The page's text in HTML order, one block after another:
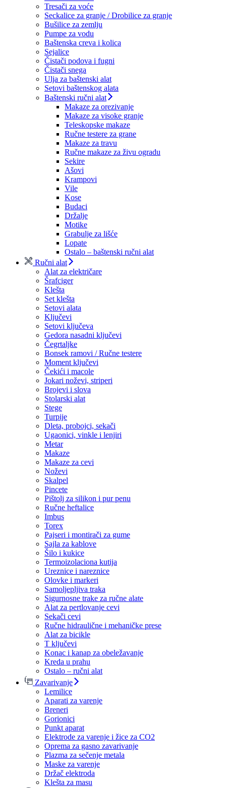
Tresači za voće
Seckalice za granje / Drobilice za granje
Bušilice za zemlju
Pumpe za vodu
Baštenska creva i kolica
Sejalice
Čistači podova i fugni
Čistači snega
Ulja za baštenski alat
Setovi baštenskog alata
Baštenski ručni alat
Makaze za orezivanje
Makaze za visoke granje
Teleskopske makaze
Ručne testere za grane
Makaze za travu
Ručne makaze za živu ogradu
Sekire
Ašovi
Krampovi
Vile
Kose
Budaci
Držalje
Motike
Grabulje za lišće
Lopate
Ostalo – baštenski ručni alat
Ručni alat
Alat za električare
Šrafciger
Klešta
Set klešta
Setovi alata
Ključevi
Setovi ključeva
Gedora nasadni ključevi
Čegrtaljke
Bonsek ramovi / Ručne testere
Moment ključevi
Čekići i macole
Jokari noževi, striperi
Brojevi i slova
Stolarski alat
Stege
Turpije
Dleta, probojci, sekači
Ugaonici, vinkle i lenjiri
Metar
Makaze
Makaze za cevi
Noževi
Skalpel
Pincete
Pištolj za silikon i pur penu
Ručne heftalice
Imbus
Torex
Pajseri i montirači za gume
Sajla za kablove
Šilo i kukice
Termoizolaciona kutija
Ureznice i nareznice
Olovke i markeri
Samoljepljiva traka
Sigurnosne trake za ručne alate
Alat za pertlovanje cevi
Sekači cevi
Ručne hidraulične i mehaničke prese
Alat za bicikle
T ključevi
Konac i kanap za obeležavanje
Kreda u prahu
Ostalo – ručni alat
Zavarivanje
Lemilice
Aparati za varenje
Breneri
Gorionici
Punkt aparat
Elektrode za varenje i žice za CO2
Oprema za gasno zavarivanje
Plazma za sečenje metala
Maske za varenje
Držač elektroda
Klešta za masu